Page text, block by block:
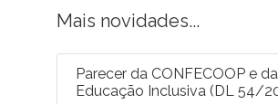
Mais novidades...
Parecer da CONFECOOP e
Educação Inclusiva (DL 54/